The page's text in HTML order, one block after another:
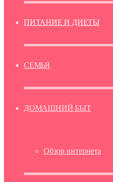
ПИТАНИЕ И ДИЕТЫ
СЕМЬЯ
ДОМАШНИЙ БЫТ
Обзор интернета